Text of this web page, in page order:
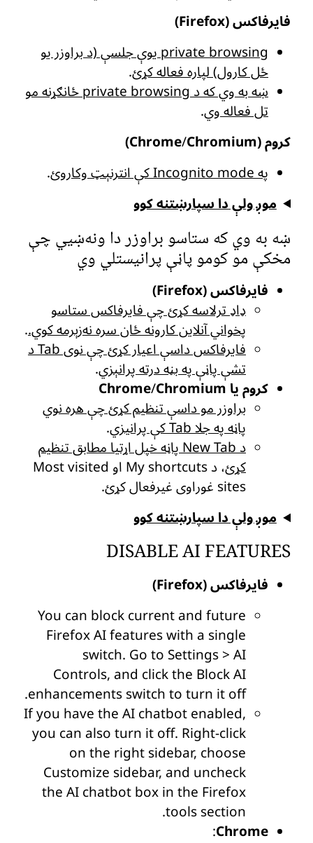
فایرفاکس (Firefox)
private browsing یوې جلسې (د براوزر یو
ځل کارول) لپاره فعاله کړئ.
ښه به وي که د private browsing ځانګړنه مو
تل فعاله وي.
کروم (Chrome
/Chromium)
په Incognito mode کې انترنېټ وکاروئ
.
موږ ولې دا سپارښتنه کوو
ښه به وي که ستاسو براوزر دا ونه‌ښیي چې
مخکې مو کومو پاڼې پرانیستلي وي
فایرفاکس (Firefox)
ډاډ ترلاسه کړئ چې فایرفاکس ستاسو
پخواني آنلاین کارونه ځان سره نه‌زېرمه کوي..
فایرفاکس داسې اعیار کړئ چې نوی Tab د
تشې پاڼې په بڼه درته پرانېزي.
کروم یا Chrome
/Chromium
براوزر مو داسې تنظیم کړئ چې هره نوي
پاڼه په جلا Tab کې پرانیزي
.
د New Tab پاڼه خپل اړتیا مطابق تنظیم
کړئ
، د My shortcuts او Most visited
sites غوراوی غیرفعال کړئ.
موږ ولې دا سپارښتنه کوو
DISABLE AI FEATURES
فایرفاکس (Firefox)
You can block current and future
Firefox AI features with a single
switch. Go to Settings > AI
Controls, and click the Block AI
enhancements switch to turn it off.
If you have the AI chatbot enabled,
you can also turn it off. Right-click
on the right sidebar, choose
Customize sidebar, and uncheck
the AI chatbot box in the Firefox
tools section.
Chrome
: